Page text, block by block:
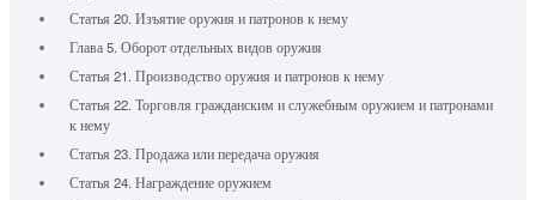
Статья 20. Изъятие оружия и патронов к нему
Глава 5. Оборот отдельных видов оружия
Статья 21. Производство оружия и патронов к нему
Статья 22. Торговля гражданским и служебным оружием и патронами
к нему
Статья 23. Продажа или передача оружия
Статья 24. Награждение оружием